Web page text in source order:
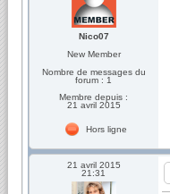
Nico07
New Member
Nombre de messages du
forum : 1
Membre depuis :
21 avril 2015
Hors ligne
21 avril 2015
21:31